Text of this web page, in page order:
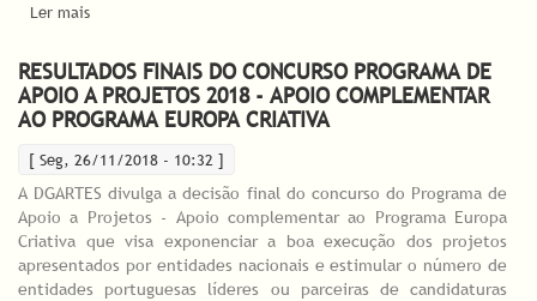
Ler mais
RESULTADOS FINAIS DO CONCURSO PROGRAMA DE
APOIO A PROJETOS 2018 - APOIO COMPLEMENTAR
AO PROGRAMA EUROPA CRIATIVA
[ Seg, 26/11/2018 - 10:32 ]
A DGARTES divulga a decisão final do concurso do Programa de
Apoio a Projetos - Apoio complementar ao Programa Europa
Criativa que visa exponenciar a boa execução dos projetos
apresentados por entidades nacionais e estimular o número de
entidades portuguesas líderes ou parceiras de candidaturas